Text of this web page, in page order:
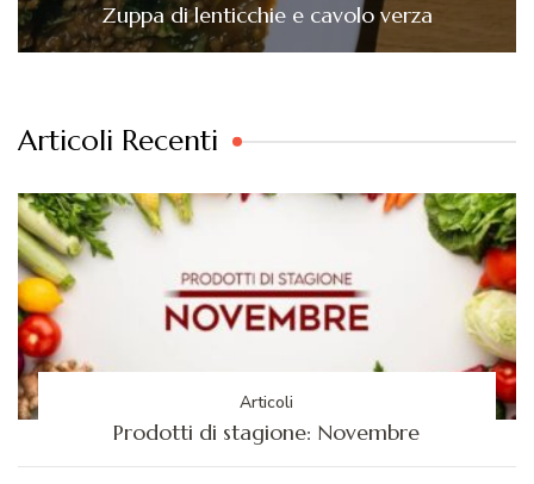
Zuppa di lenticchie e cavolo verza
Articoli Recenti
Articoli
Prodotti di stagione: Novembre